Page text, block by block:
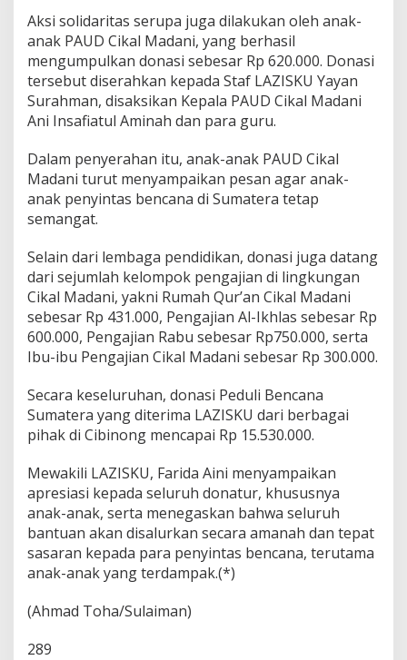
Aksi solidaritas serupa juga dilakukan oleh anak-
anak PAUD Cikal Madani, yang berhasil
mengumpulkan donasi sebesar Rp 620.000. Donasi
tersebut diserahkan kepada Staf LAZISKU Yayan
Surahman, disaksikan Kepala PAUD Cikal Madani
Ani Insafiatul Aminah dan para guru.
Dalam penyerahan itu, anak-anak PAUD Cikal
Madani turut menyampaikan pesan agar anak-
anak penyintas bencana di Sumatera tetap
semangat.
Selain dari lembaga pendidikan, donasi juga datang
dari sejumlah kelompok pengajian di lingkungan
Cikal Madani, yakni Rumah Qur’an Cikal Madani
sebesar Rp 431.000, Pengajian Al-Ikhlas sebesar Rp
600.000, Pengajian Rabu sebesar Rp750.000, serta
Ibu-ibu Pengajian Cikal Madani sebesar Rp 300.000.
Secara keseluruhan, donasi Peduli Bencana
Sumatera yang diterima LAZISKU dari berbagai
pihak di Cibinong mencapai Rp 15.530.000.
Mewakili LAZISKU, Farida Aini menyampaikan
apresiasi kepada seluruh donatur, khususnya
anak-anak, serta menegaskan bahwa seluruh
bantuan akan disalurkan secara amanah dan tepat
sasaran kepada para penyintas bencana, terutama
anak-anak yang terdampak.(*)
(Ahmad Toha/Sulaiman)
289